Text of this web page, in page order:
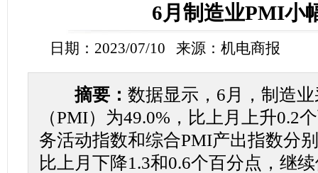
6月制造业PMI小
日期：2023/07/10 来源：机电商报
摘要： 数据显示，6月，制造
（PMI）为49.0%，比上月上升0.2
务活动指数和综合PMI产出指数分
比上月下降1.3和0.6个百分点，继